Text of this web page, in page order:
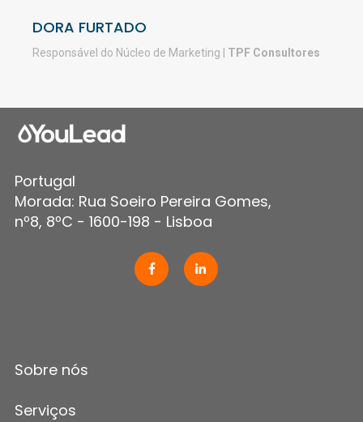
DORA FURTADO
Responsável do Núcleo de Marketing | TPF Consultores
Portugal
Morada: Rua Soeiro Pereira Gomes,
nº8, 8ºC - 1600-198 - Lisboa
Sobre nós
Serviços